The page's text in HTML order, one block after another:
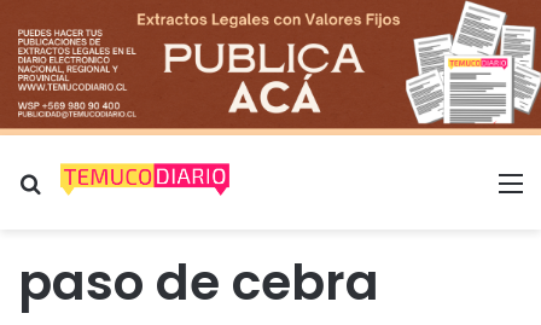
Buscar por
paso de cebra